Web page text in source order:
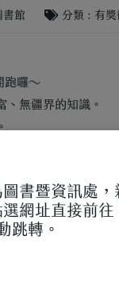
書館 分類 : 有獎
跑囉～
、無疆界的知識。
回答問題，有機會獲
書暨資訊處，
選網址直接前往
跳轉。